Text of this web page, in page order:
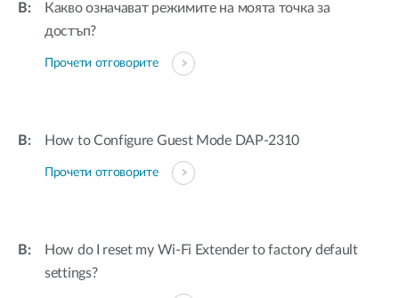
Какво означават режимите на моята точка за
достъп?
Прочети отговорите
How to Configure Guest Mode DAP-2310
Прочети отговорите
How do I reset my Wi-Fi Extender to factory default
settings?